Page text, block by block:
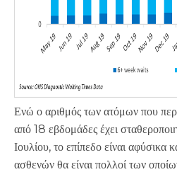
Ενώ ο αριθμός των ατόμων που
από 18 εβδομάδες έχει
Ιουλίου, το επίπεδο είναι αφύσικα
ασθενών θα είναι πολλοί των